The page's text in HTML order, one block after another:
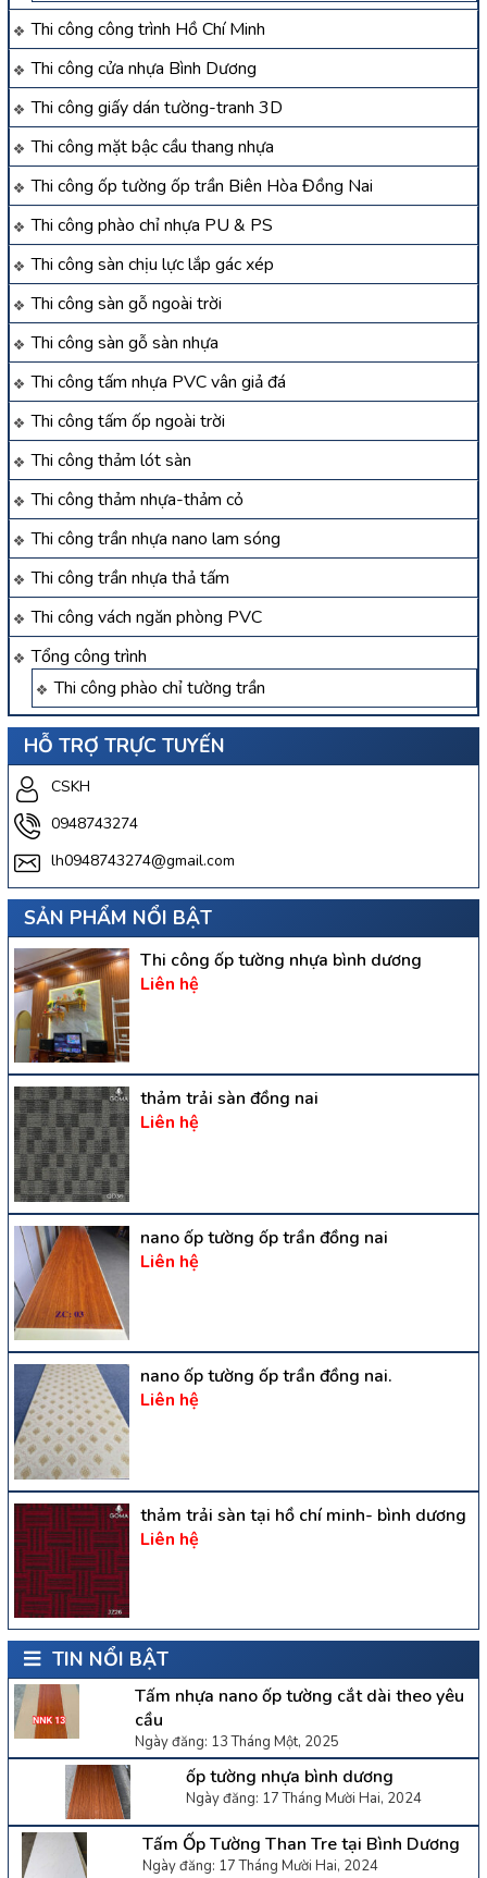
Thi công công trình Hồ Chí Minh
Thi công cửa nhựa Bình Dương
Thi công giấy dán tường-tranh 3D
Thi công mặt bậc cầu thang nhựa
Thi công ốp tường ốp trần Biên Hòa Đồng Nai
Thi công phào chỉ nhựa PU & PS
Thi công sàn chịu lực lắp gác xép
Thi công sàn gỗ ngoài trời
Thi công sàn gỗ sàn nhựa
Thi công tấm nhựa PVC vân giả đá
Thi công tấm ốp ngoài trời
Thi công thảm lót sàn
Thi công thảm nhựa-thảm cỏ
Thi công trần nhựa nano lam sóng
Thi công trần nhựa thả tấm
Thi công vách ngăn phòng PVC
Tổng công trình
Thi công phào chỉ tường trần
HỖ TRỢ TRỰC TUYẾN
CSKH
0948743274
lh0948743274@gmail.com
SẢN PHẨM NỔI BẬT
Thi công ốp tường nhựa bình dương
Liên hệ
thảm trải sàn đồng nai
Liên hệ
nano ốp tường ốp trần đồng nai
Liên hệ
nano ốp tường ốp trần đồng nai.
Liên hệ
thảm trải sàn tại hồ chí minh- bình dương
Liên hệ
TIN NỔI BẬT
Tấm nhựa nano ốp tường cắt dài theo yêu
cầu
Ngày đăng: 13 Tháng Một, 2025
ốp tường nhựa bình dương
Ngày đăng: 17 Tháng Mười Hai, 2024
Tấm Ốp Tường Than Tre tại Bình Dương
Ngày đăng: 17 Tháng Mười Hai, 2024